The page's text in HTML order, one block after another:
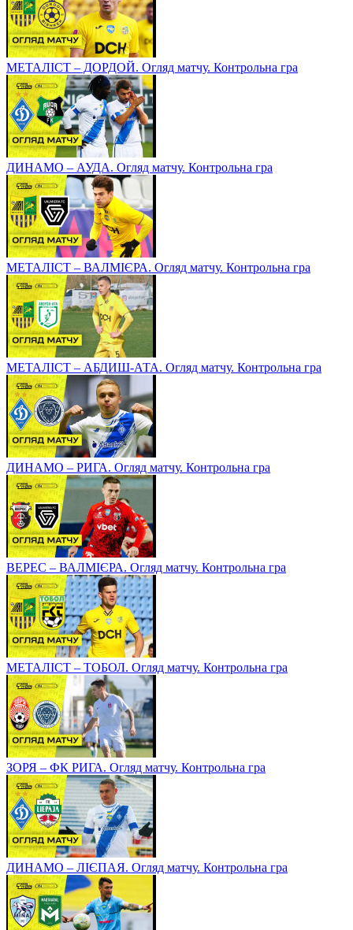
МЕТАЛІСТ – ДОРДОЙ. Огляд матчу. Контрольна гра
ДИНАМО – АУДА. Огляд матчу. Контрольна гра
МЕТАЛІСТ – ВАЛМІЄРА. Огляд матчу. Контрольна гра
МЕТАЛІСТ – АБДИШ-АТА. Огляд матчу. Контрольна гра
ДИНАМО – РИГА. Огляд матчу. Контрольна гра
ВЕРЕС – ВАЛМІЄРА. Огляд матчу. Контрольна гра
МЕТАЛІСТ – ТОБОЛ. Огляд матчу. Контрольна гра
ЗОРЯ – ФК РИГА. Огляд матчу. Контрольна гра
ДИНАМО – ЛІЄПАЯ. Огляд матчу. Контрольна гра